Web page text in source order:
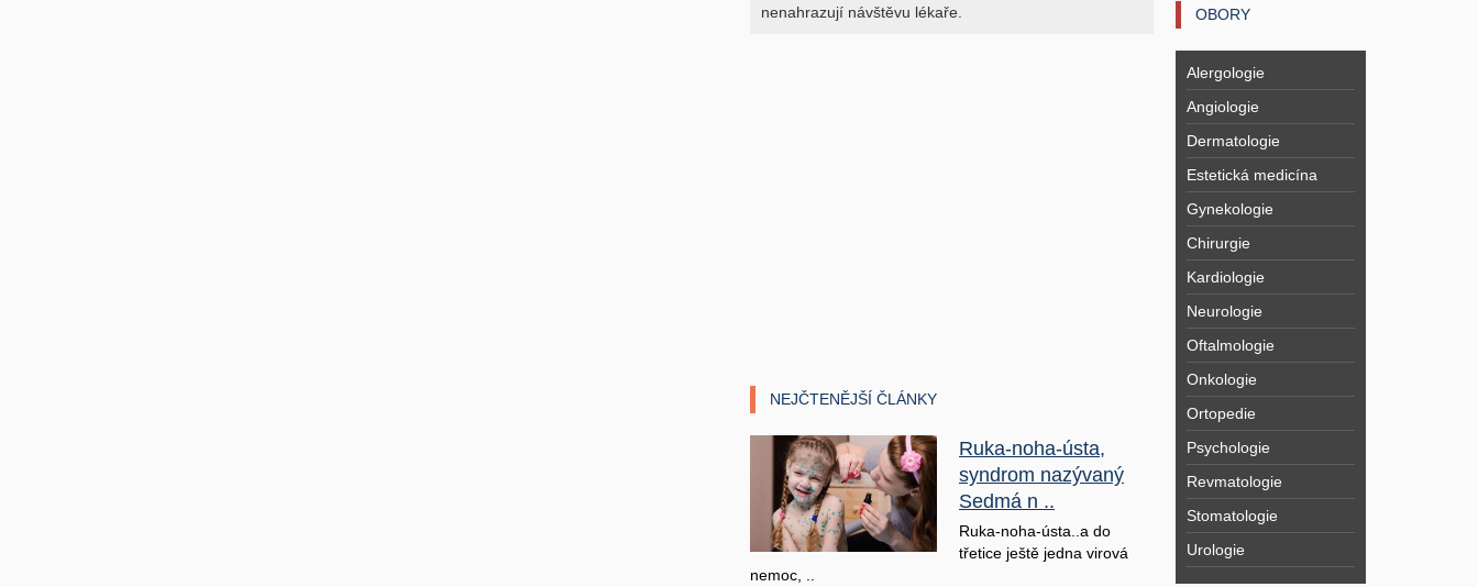
nenahrazují návštěvu lékaře.
NEJČTENĚJŠÍ ČLÁNKY
Ruka-noha-ústa,
syndrom nazývaný
Sedmá n ..
Ruka-noha-ústa..a do
třetice ještě jedna virová
nemoc, ..
OBORY
Alergologie
Angiologie
Dermatologie
Estetická medicína
Gynekologie
Chirurgie
Kardiologie
Neurologie
Oftalmologie
Onkologie
Ortopedie
Psychologie
Revmatologie
Stomatologie
Urologie